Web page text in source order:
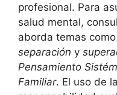
profesional. Para
salud mental,
aborda temas como
separación y
Pensamiento
Familiar. El uso de